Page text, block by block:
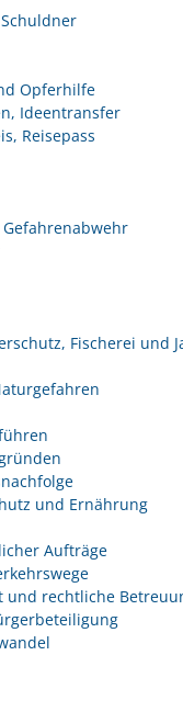
Opferhilfe
Ideentransfer
Reisepass
Fischerei und
und Ernährung
Aufträge
und rechtliche